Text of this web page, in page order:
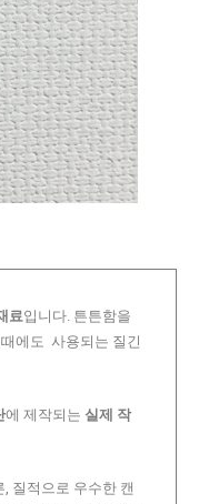
료입니다. 튼튼함을
에도 사용되는 질긴
에 제작되는 실제 작
질적으로 우수한 캔